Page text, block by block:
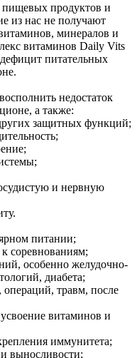
продуктов и
из нас не получают
минералов и
витаминов Daily Vits
питательных
недостаток
а также:
защитных функций;
и нервную
питании;
соревнованиям;
особенно желудочно-
диабета;
операций, травм, после
витаминов и
иммунитета;
выносливости;